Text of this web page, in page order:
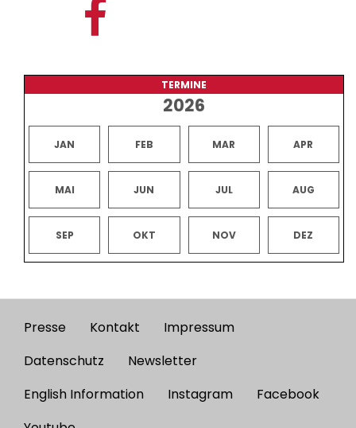
TERMINE
2026
JAN FEB MAR APR
MAI JUN JUL AUG
SEP OKT NOV DEZ
Footer
menu
Presse Kontakt
Impressum
Datenschutz
Newsletter
English Information
Instagram
Facebook